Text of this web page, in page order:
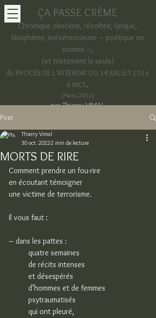
ÇA PASSE CRÈME
Chronique obscène, révoltée, lyrique,
blasphème, irrévérencieuse – poétique en
somme –,
(et tristement la seule)
du PROCÈS DE L'ATTENTAT DU 14 JUILLET 2016
à NICE.
(Paris, 2022)
par Thierry VIMAL
Post
MORTS DE RIRE
Thierry Vimal
30 oct. 20222 min de lecture
Comment prendre un fou-rire
en écoutant témoigner
une victime de terrorisme.
Il vous faut :
– dans les pattes :
quatre semaines
de récits intenses
et désespérés
d’hommes et de femmes
psytraumatisés
qui ont pleuré,